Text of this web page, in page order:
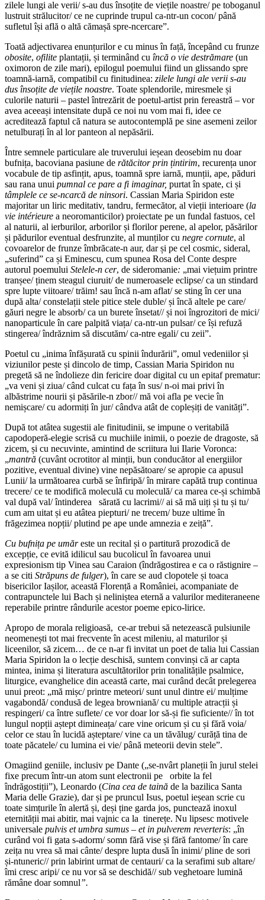
zilele lungi ale verii/ s-au dus însoțite de viețile noastre/ pe toboganul
lustruit strălucitor/ ce ne cuprinde trupul ca-ntr-un cocon/ până
sufletul își află o altă cămașă spre-ncercare”.
Toată adjectivarea enunțurilor e cu minus în față, începând cu frunze
obosite, ofilite plantații, și terminând cu încă o vie destrămare (un
oximoron de zile mari), epilogul poemului fiind un glissando spre
toamnă-iarnă, compatibil cu finitudinea: zilele lungi ale verii s-au
dus însoțite de viețile noastre. Toate splendorile, miresmele și
culorile naturii – pastel întrezărit de poetul-artist prin fereastră – vor
avea aceeași intensitate după ce noi nu vom mai fi, idee ce
acreditează faptul că natura se autocontemplă pe sine asemeni zeilor
netulburați în al lor panteon al nepăsării.
Între semnele particulare ale truverului ieșean deosebim nu doar
bufnița, bacoviana pasiune de rătăcitor prin țintirim, recurența unor
vocabule de tip asfințit, apus, toamnă spre iarnă, munții, ape, păduri
sau rana unui pumnal ce pare a fi imaginar, purtat în spate, ci și
tâmplele ce se-ncarcă de ninsori. Cassian Maria Spiridon este
majoritar un liric meditativ, tandru, fermecător, al vieții interioare (la
vie intérieure a neoromanticilor) proiectate pe un fundal fastuos, cel
al naturii, al ierburilor, arborilor și florilor perene, al apelor, păsărilor
și pădurilor eventual desfrunzite, al munților cu negre cornute, al
covoarelor de frunze îmbrăcate-n aur, dar și pe cel cosmic, sideral,
„suferind” ca și Eminescu, cum spunea Rosa del Conte despre
autorul poemului Stelele-n cer, de sideromanie: „mai viețuim printre
tranșee/ ținem steagul ciuruit/ de numeroasele eclipse/ ca un stindard
spre lupte viitoare/ trăim! sau încă n-am aflat/ se sting în cer una
după alta/ constelații stele pitice stele duble/ și încă altele pe care/
găuri negre le absorb/ ca un burete însetat// și noi îngrozitori de mici/
nanoparticule în care palpită viața/ ca-ntr-un pulsar/ ce își refuză
stingerea/ îndrăznim să discutăm/ ca-ntre egali/ cu zeii”.
Poetul cu „inima înfășurată cu spinii îndurării”, omul vedeniilor și
viziunilor peste și dincolo de timp, Cassian Maria Spiridon nu
pregetă să ne îndolieze din fericire doar digital cu un epitaf prematur:
„va veni și ziua/ când culcat cu fața în sus/ n-oi mai privi în
albăstrime nourii și păsările-n zbor// mă voi afla pe vecie în
nemișcare/ cu adormiți în jur/ cândva atât de copleșiți de vanități”.
După tot atâtea sugestii ale finitudinii, se impune o veritabilă
capodoperă-elegie scrisă cu muchiile inimii, o poezie de dragoste, să
zicem, și cu necuvinte, amintind de scriitura lui Ilarie Voronca:
„mantră (cuvânt ocrotitor al minții, bun conducător al energiilor
pozitive, eventual divine) vine nepăsătoare/ se apropie ca apusul
Lunii/ la următoarea curbă se înfiripă/ în mirare capătă trup continua
trecere/ ce te modifică moleculă cu moleculă/ ca marea ce-și schimbă
val după val/ întinderea sărată cu lacrimi// ai să mă uiți și tu și tu/
cum am uitat și eu atâtea piepturi/ ne trecem/ buze ultime în
frăgezimea nopții/ plutind pe ape unde amnezia e zeiță”.
Cu bufnița pe umăreste un recital și o partitură prozodică de
excepție, ce evită idilicul sau bucolicul în favoarea unui
expresionism tip Vinea sau Caraion (îndrăgostirea e ca o răstignire –
a se citi Străpuns de fulger), în care se aud clopotele și toaca
bisericilor Iașilor, această Florență a României, acompaniate de
contrapunctele lui Bach și neliniștea eternă a valurilor mediteraneene
reperabile printre rândurile acestor poeme epico-lirice.
Apropo de morala religioasă, ce-ar trebui să netezească pulsiunile
neomenești tot mai frecvente în acest mileniu, al maturilor și
liceenilor, să zicem… de ce n-ar fi invitat un poet de talia lui Cassian
Maria Spiridon la o lecție deschisă, suntem convinși că ar capta
mintea, inima și literatura ascultătorilor prin tonalitățile psalmice,
liturgice, evanghelice din această carte, mai curând decât prelegerea
unui preot: „mă mișc/ printre meteori/ sunt unul dintre ei/ mulțime
vagabondă/ condusă de legea browniană/ cu multiple atracții și
respingeri/ ca între suflete/ ce vor doar lor să-și fie suficiente// în tot
lungul nopții aștept dimineața/ care vine oricum și cu și fără voia/
celor ce stau în lucidă așteptare/ vine ca un tăvălug/ curăță tina de
toate păcatele/ cu lumina ei vie/ până meteorii devin stele”.
Omagiind geniile, inclusiv pe Dante („se-nvârt planeții în jurul stelei
fixe precum într-un atom sunt electronii pe orbite la fel
îndrăgostiții”), Leonardo (Cina cea de taină de la bazilica Santa
Maria delle Grazie), dar și pe pruncul Isus, poetul ieșean scrie cu
toate simțurile în alertă și, deși ține garda jos, punctează inoxul
eternității mai abitir, mai vajnic ca la tinerețe. Nu lipsesc motivele
universale pulvis et umbra sumus – et in pulverem reverteris: „în
curând voi fi gata s-adorm/ somn fără vise și fără fantome/ în care
zeița nu vrea să mai cânte/ despre lupta dusă în inimi/ pline de sori
și-ntuneric// prin labirint urmat de centauri/ ca la serafimi sub altare/
îmi cresc aripi/ ce nu vor să se deschidă// sub veghetoare lumină
rămâne doar somnul”.